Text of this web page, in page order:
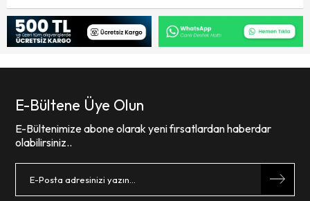
E-Bültene Üye Olun
E-Bültenimize abone olarak yeni fırsatlardan haberdar
olabilirsiniz..